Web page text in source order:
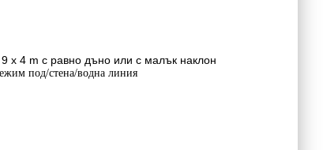
x 4 m с равно дъно или с малък наклон
под/стена/водна линия